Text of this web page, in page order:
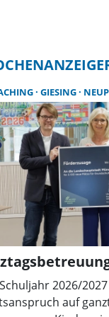
GIESING
2026/
auf